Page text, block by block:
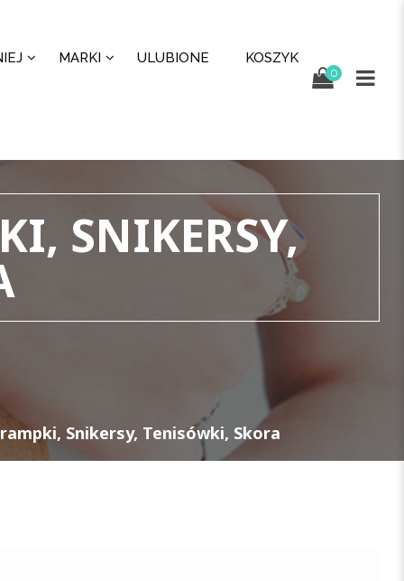
MARKI ULUBIONE KOSZYK
0
SNIKERSY,
Snikersy, Tenisówki, Skora